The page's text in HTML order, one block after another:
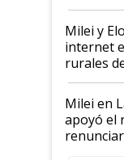
Milei y
internet
rurales
a un
Milei en
apoyó el
renunciar